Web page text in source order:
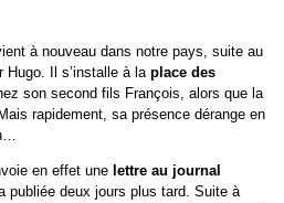
à nouveau dans notre pays, suite au
Il s’installe à la place des
son second fils François, alors que la
rapidement, sa présence dérange en
en effet une lettre au journal
publiée deux jours plus tard. Suite à